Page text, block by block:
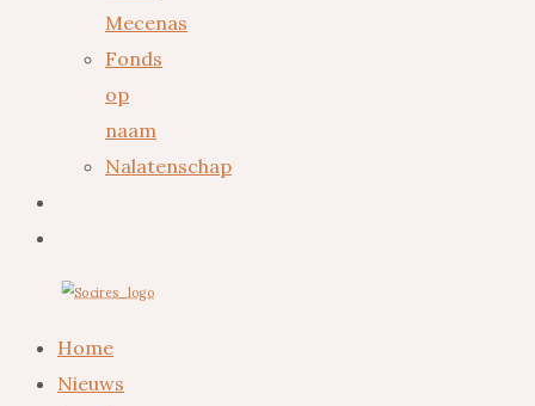
Mecenas
Fonds
op
naam
Nalatenschap
Home
Nieuws